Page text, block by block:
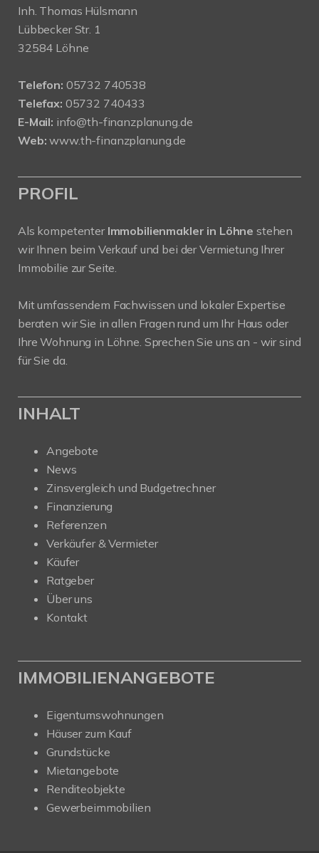
Inh. Thomas Hülsmann
Lübbecker Str. 1
32584 Löhne
Telefon: 05732 740538
Telefax: 05732 740433
E-Mail: info@th-finanzplanung.de
Web: www.th-finanzplanung.de
PROFIL
Als kompetenter Immobilienmakler in Löhne stehen
wir Ihnen beim Verkauf und bei der Vermietung Ihrer
Immobilie zur Seite.
Mit umfassendem Fachwissen und lokaler Expertise
beraten wir Sie in allen Fragen rund um Ihr Haus oder
Ihre Wohnung in Löhne. Sprechen Sie uns an - wir sind
für Sie da.
INHALT
Angebote
News
Zinsvergleich und Budgetrechner
Finanzierung
Referenzen
Verkäufer & Vermieter
Käufer
Ratgeber
Über uns
Kontakt
IMMOBILIENANGEBOTE
Eigentumswohnungen
Häuser zum Kauf
Grundstücke
Mietangebote
Renditeobjekte
Gewerbeimmobilien